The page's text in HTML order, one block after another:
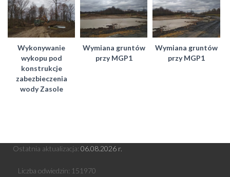
Wykonywanie
wykopu pod
konstrukcje
zabezbieczenia
wody Zasole
Wymiana gruntów
przy MGP1
Wymiana gruntów
przy MGP1
Ostatnia aktualizacja: 06.08.2026 r.
Liczba odwiedzin: 151970